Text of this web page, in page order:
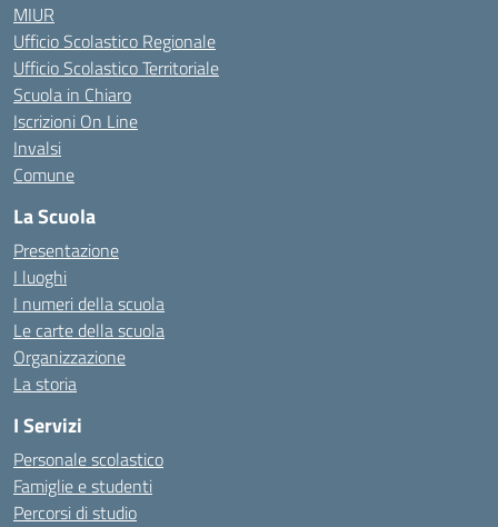
MIUR
Ufficio Scolastico Regionale
Ufficio Scolastico Territoriale
Scuola in Chiaro
Iscrizioni On Line
Invalsi
Comune
La Scuola
Presentazione
I luoghi
I numeri della scuola
Le carte della scuola
Organizzazione
La storia
I Servizi
Personale scolastico
Famiglie e studenti
Percorsi di studio